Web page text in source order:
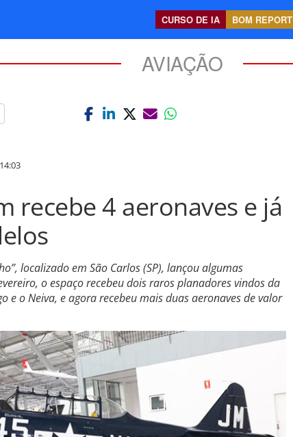
CURSO DE IA BOM REPORT
AVIAÇÃO
14:03
recebe 4 aeronaves e já
localizado em São Carlos (SP), lançou algumas
o espaço recebeu dois raros planadores vindos da
e o Neiva, e agora recebeu mais duas aeronaves de valor